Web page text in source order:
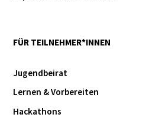
FÜR TEILNEHMER*INNEN
Jugendbeirat
Lernen & Vorbereiten
Hackathons